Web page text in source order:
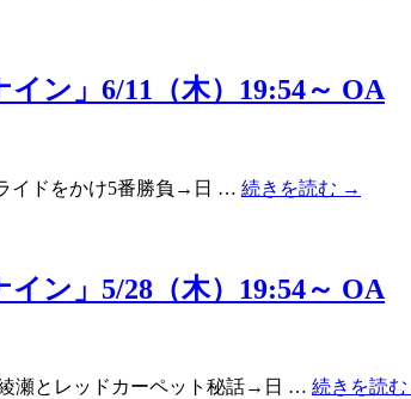
ン」6/11（木）19:54～ OA
イドをかけ5番勝負→日 … 続きを読む →
ン」5/28（木）19:54～ OA
瀬とレッドカーペット秘話→日 … 続きを読む